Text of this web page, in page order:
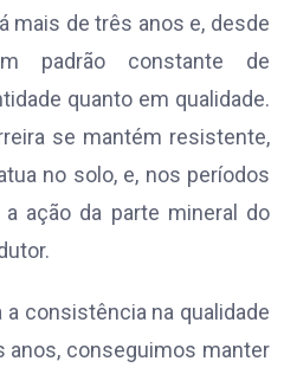
mais de três anos e, desde
padrão constante de
quanto em qualidade.
se mantém resistente,
no solo, e, nos períodos
ação da parte mineral do
consistência na qualidade
anos, conseguimos manter